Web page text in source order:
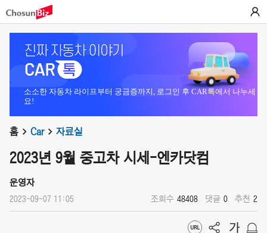
소소한 자동차 라이프부터 궁금증까지, 로그인 후 CAR톡에서 나누세
요!
홈 Car 자료실
2023년 9월 중고차 시세-엔카닷컴
운영자
2023-09-07 11:05 조회수 48408 댓글 0 추천 2